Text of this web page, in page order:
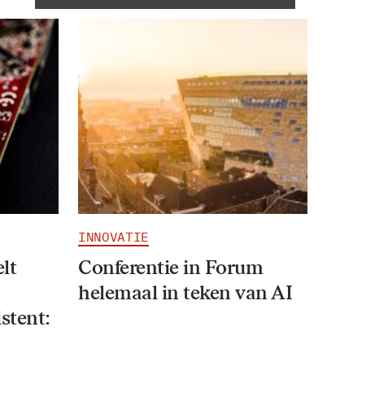
INNOVATIE
Conferentie in Forum
helemaal in teken van AI